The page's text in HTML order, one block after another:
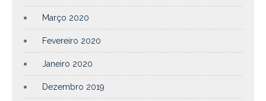
Março 2020
Fevereiro 2020
Janeiro 2020
Dezembro 2019